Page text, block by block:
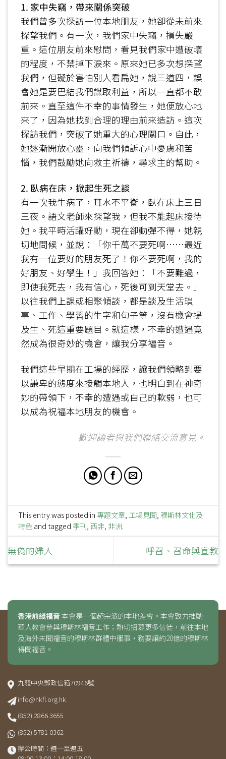
1. 家中失竊，帶來關係突破
我們曾多次探訪一位本地朋友，她卻從未前來
探望我們。有一次，我們家中失竊，損失嚴
重。這位朋友前來慰問，看見我們家中遭破壞
的程度，不禁掉下淚來。原來她已多次想探望
我們，但礙於害怕別人看扁她，說三道四，誤
會她是要巴結我們謀取利益，所以一直都不敢
前來。直至這件不幸的事情發生，她便放心地
來了，因為她找到合理的理由前來造訪。這次
探訪我們，突破了她重大的心理關口。自此，
她逐漸開放心靈，向我們傾訴心中憂慮和苦
惱，我們鼓勵她向救主祈禱，尋求主的幫助。
2. 臥病在床，掀起生死之談
有一次我生病了，耳水不平衡，臥在床上三日
三夜。語文老師來探望我，但我不能起床接待
她。我平時活躍好動，現在卻動彈不得，她親
切地問候，並說：「你千萬不要死啊……最近
我有一位要好的朋友死了！你不要死啊，我的
好朋友、好學生！」我回答她：「不要難過，
即使我死去，我有信心，死後可到天堂去。」
以往我們上課或相聚傾談，都是談及生活瑣
事、工作、學習的生字和句子等，沒有機會提
及生、死這重要題目。就這樣，不幸的遭遇竟
然成為很奇妙的機會，讓我分享福音。
我們這些早期在工場的經歷，讓我們領略到要
以謙卑的態度來接觸本地人，也明白到在神奇
妙的帶領下，不幸的遭遇或自己的軟弱，也可
以成為祝福本地朋友的機會。
歡迎讀者與我們聯絡交流意見。
This entry was posted in專題文章 工場見聞 ,穆斯林文化及
特色 and tagged 季刊 西非 非洲.
無偽的婦人 呼召、召命與宣教
香港前綫福音本會是一個超宗派的本地差會。本會致力推動
華人教會參與穆斯林福音工作；熱切招募更多信徒，前往本地
及海外未聞福音的穆斯林群體中服事，務要讓約20億的穆斯林
得聞福音。
九龍中央郵政信箱70946號
info@hkfl.org.hk
(852) 2866 3655
(852) 5781 0362
辦公時間：週一至週五